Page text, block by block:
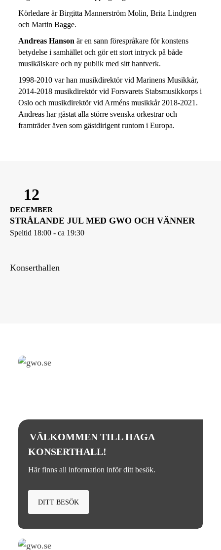
Körledare är Birgitta Mannerström Molin, Brita Lindgren
och Martin Bagge.
Andreas Hanson är en sann förespråkare för konstens
betydelse i samhället och gör ett stort intryck på både
musikälskare och ny publik med sitt hantverk.
1998-2010 var han musikdirektör vid Marinens Musikkår,
2014-2018 musikdirektör vid Forsvarets Stabsmusikkorps i
Oslo och musikdirektör vid Arméns musikkår 2018-2021.
Andreas har gästat alla större svenska orkestrar och
framträder även som gästdirigent runtom i Europa.
12
DECEMBER
STRÅLANDE JUL MED GWO OCH VÄNNER
Speltid 18:00 - ca 19:30
Konserthallen
VÄLKOMMEN TILL HAGA
KONSERTHALL!
Här finns all information inför ditt besök.
DITT BESÖK